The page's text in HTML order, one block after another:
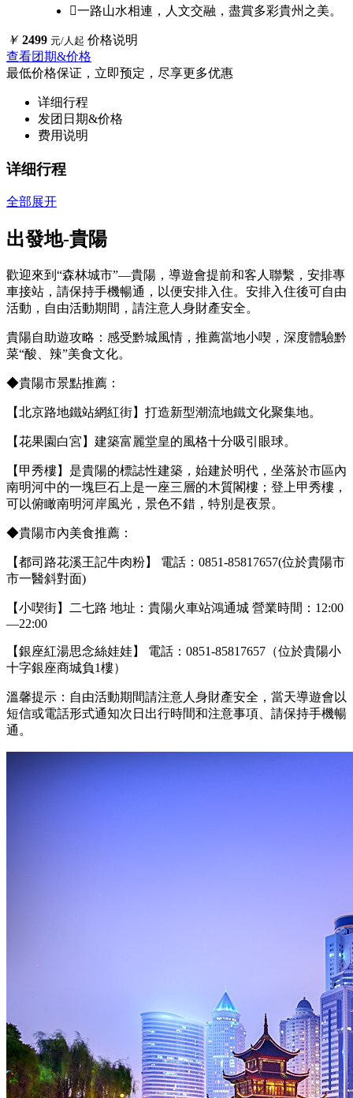
一路山水相連，人文交融，盡賞多彩貴州之美。
￥ 2499 元/人起 价格说明
查看团期&价格
最低价格保证，立即预定，尽享更多优惠
详细行程
发团日期&价格
费用说明
详细行程
全部展开
出發地-貴陽
歡迎來到“森林城市”—貴陽，導遊會提前和客人聯繫，安排專
車接站，請保持手機暢通，以便安排入住。安排入住後可自由
活動，自由活動期間，請注意人身財產安全。
貴陽自助遊攻略：感受黔城風情，推薦當地小喫，深度體驗黔
菜“酸、辣”美食文化。
◆貴陽市景點推薦：
【北京路地鐵站網紅街】打造新型潮流地鐵文化聚集地。
【花果園白宮】建築富麗堂皇的風格十分吸引眼球。
【甲秀樓】是貴陽的標誌性建築，始建於明代，坐落於市區內
南明河中的一塊巨石上是一座三層的木質閣樓；登上甲秀樓，
可以俯瞰南明河岸風光，景色不錯，特別是夜景。
◆貴陽市內美食推薦：
【都司路花溪王記牛肉粉】 電話：0851-85817657(位於貴陽市
市一醫斜對面)
【小喫街】二七路 地址：貴陽火車站鴻通城 營業時間：12:00
—22:00
【銀座紅湯思念絲娃娃】 電話：0851-85817657（位於貴陽小
十字銀座商城負1樓）
溫馨提示：自由活動期間請注意人身財產安全，當天導遊會以
短信或電話形式通知次日出行時間和注意事項、請保持手機暢
通。